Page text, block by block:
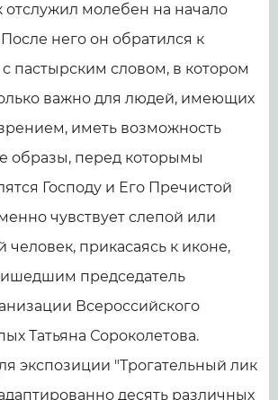
молебен на начало
него он обратился к
пастырским словом, в котором
важно для людей, имеющих
иметь возможность
образы, перед которымы
Господу и Его Пречистой
чувствует слепой или
прикасаясь к иконе,
председатель
Всероссийского
Татьяна Сороколетова.
экспозиции "Трогательный лик
десять различных